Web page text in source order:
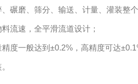
碾磨、筛分、输送、计量、灌装整个
流速，全平滑流道设计；
度一般达到±0.2%，高精度可达